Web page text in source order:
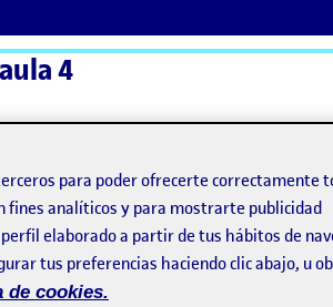
4
para poder ofrecerte correctamente
fines analíticos y para mostrarte publicidad
elaborado a partir de tus hábitos de
tus preferencias haciendo clic abajo, u
de cookies.